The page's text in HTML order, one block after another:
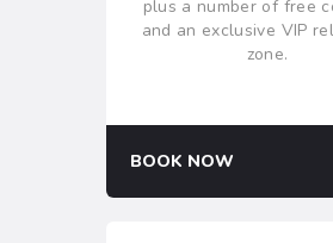
plus a number of free
and an exclusive VIP
zone.
BOOK NOW